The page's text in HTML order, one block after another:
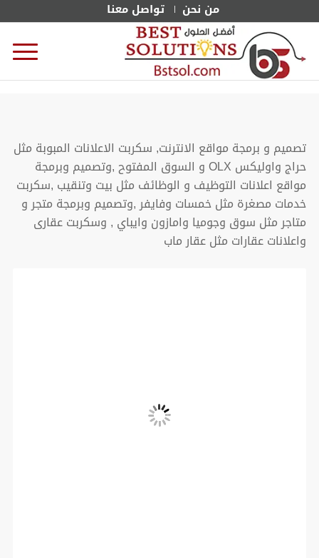
من نحن تواصل معنا
تصميم و برمجة مواقع الانترنت, سكربت الاعلانات المبوبة مثل
حراج واوليكس OLX و السوق المفتوح ,وتصميم وبرمجة
مواقع اعلانات التوظيف و الوظائف مثل بيت وتنقيب ,سكربت
خدمات مصغرة مثل خمسات وفايفر ,وتصميم وبرمجة متجر و
متاجر مثل سوق وجوميا وامازون وايباي , وسكربت عقارى
واعلانات عقارات مثل عقار ماب